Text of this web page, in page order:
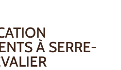
À SERRE-